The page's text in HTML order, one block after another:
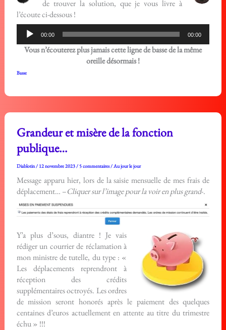
de trouver la solution, que je vous livre à
l’écoute ci-dessous !
Lecteur
audio
00:00 00:00
Vous n’écouterez plus jamais cette ligne de basse de la même
oreille désormais !
Basse
Grandeur et misère de la fonction
publique…
Diablotin/ 12 novembre 2023/5 commentaires/Au jour le jour
Message apparu hier, lors de la saisie mensuelle de mes frais de
déplacement… –Cliquer sur l’image pour la voir en plus grand-.
Y’a plus d’sous, diantre ! Je vais
rédiger un courrier de réclamation à
mon ministre de tutelle, du type : «
Les déplacements reprendront à
réception des crédits
supplémentaires octroyés. Les ordres
de mission seront honorés après le paiement des quelques
centaines d’euros actuellement en attente au titre du trimestre
échu » !!!